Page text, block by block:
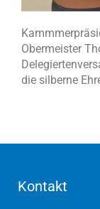
Obermeister
die silberne
Kontakt